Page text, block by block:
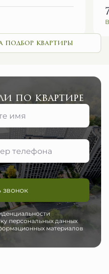
подбор квартиры
по квартире
звонок
персональных данных
материалов